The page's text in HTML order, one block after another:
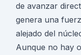
de avanzar
genera una
alejado del
Aunque no hay